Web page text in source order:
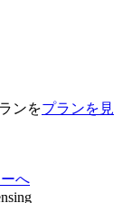
ンをプランを見
へ